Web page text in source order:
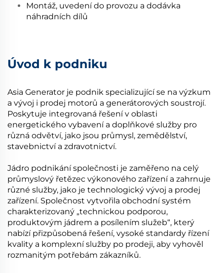
Montáž, uvedení do provozu a dodávka
náhradních dílů
Úvod k podniku
Asia Generator je podnik specializující se na výzkum
a vývoj i prodej motorů a generátorových soustrojí.
Poskytuje integrovaná řešení v oblasti
energetického vybavení a doplňkové služby pro
různá odvětví, jako jsou průmysl, zemědělství,
stavebnictví a zdravotnictví.
Jádro podnikání společnosti je zaměřeno na celý
průmyslový řetězec výkonového zařízení a zahrnuje
různé služby, jako je technologický vývoj a prodej
zařízení. Společnost vytvořila obchodní systém
charakterizovaný „technickou podporou,
produktovým jádrem a posílením služeb“, který
nabízí přizpůsobená řešení, vysoké standardy řízení
kvality a komplexní služby po prodeji, aby vyhověl
rozmanitým potřebám zákazníků.